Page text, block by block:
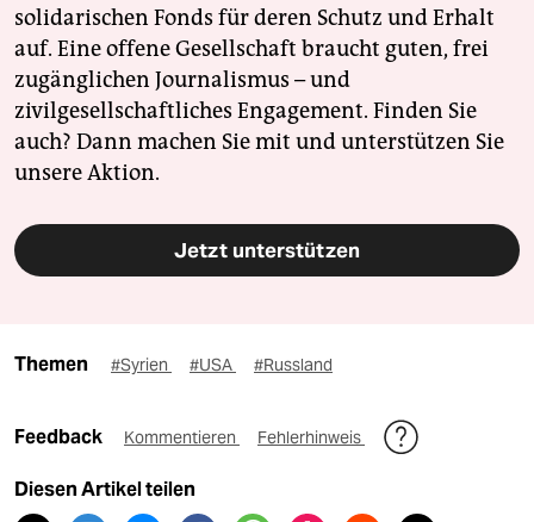
solidarischen Fonds für deren Schutz und Erhalt
auf. Eine offene Gesellschaft braucht guten, frei
zugänglichen Journalismus – und
zivilgesellschaftliches Engagement. Finden Sie
auch? Dann machen Sie mit und unterstützen Sie
unsere Aktion.
Jetzt unterstützen
Themen #Syrien #USA #Russland
Feedback Kommentieren Fehlerhinweis
Diesen Artikel teilen